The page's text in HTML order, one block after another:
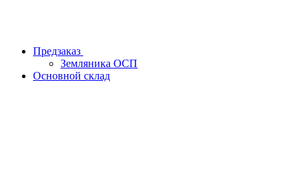
Предзаказ
Земляника ОСП
Основной склад